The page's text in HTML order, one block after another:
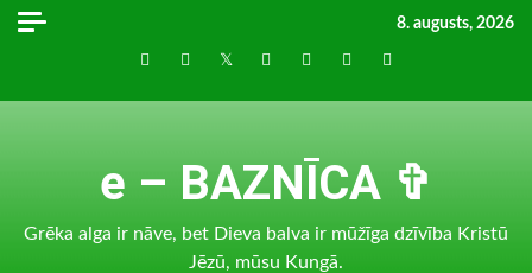
Skip
8. augusts, 2026
Draugiem
Facebook
TwitterInstagram
LinkedInwhatsapp
RSS
e – BAZNĪCA ✞
Grēka alga ir nāve, bet Dieva balva ir mūžīga dzīvība Kristū
Jēzū, mūsu Kungā.